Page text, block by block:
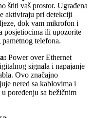
štiti vaš prostor. Ugrađena
aktiviraju pri detekciji
dok vam mikrofon i
posjetiocima ili upozorite
telefona.
Power over Ethernet
signala i napajanje
Ovo značajno
nered sa kablovima i
poređenju sa bežičnim